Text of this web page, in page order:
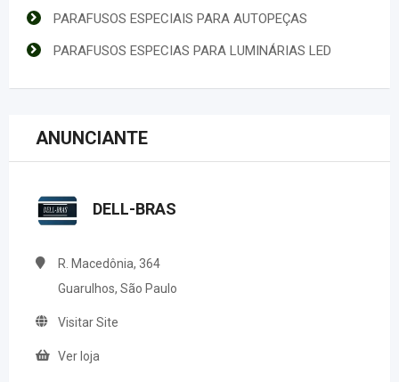
PARAFUSOS ESPECIAIS PARA AUTOPEÇAS
PARAFUSOS ESPECIAS PARA LUMINÁRIAS LED
ANUNCIANTE
DELL-BRAS
R. Macedônia, 364
Guarulhos, São Paulo
Visitar Site
Ver loja